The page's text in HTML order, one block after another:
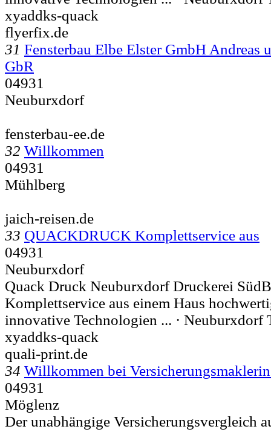
xyaddks-quack
flyerfix.de
31 Fensterbau Elbe Elster GmbH Andreas
GbR
04931
Neuburxdorf
fensterbau-ee.de
32 Willkommen
04931
Mühlberg
jaich-reisen.de
33 QUACKDRUCK Komplettservice aus
04931
Neuburxdorf
Quack Druck Neuburxdorf Druckerei
Komplettservice aus einem Haus
innovative Technologien ... · Neuburxdorf
xyaddks-quack
quali-print.de
34 Willkommen bei
04931
Möglenz
Der unabhängige Versicherungsvergleich